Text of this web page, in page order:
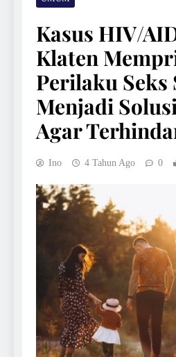
Kasus HIV/
Klaten
Perilaku Seks
Menjadi
Agar
Ino 4 Tahun Ago 0